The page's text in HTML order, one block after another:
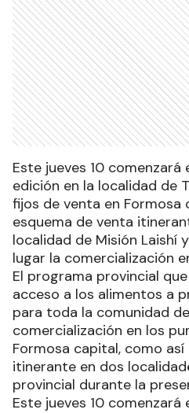
Este jueves 10 comenzará
edición en la localidad de
fijos de venta en Formosa
esquema de venta
localidad de Misión Laishí
lugar la comercialización
El programa provincial
acceso a los alimentos a
para toda la comunidad
comercialización en los
Formosa capital, como
itinerante en dos
provincial durante la
Este jueves 10 comenzará